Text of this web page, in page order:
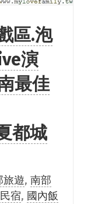
區.泡
演
最佳
都城
旅遊, 南部
宿, 國內飯